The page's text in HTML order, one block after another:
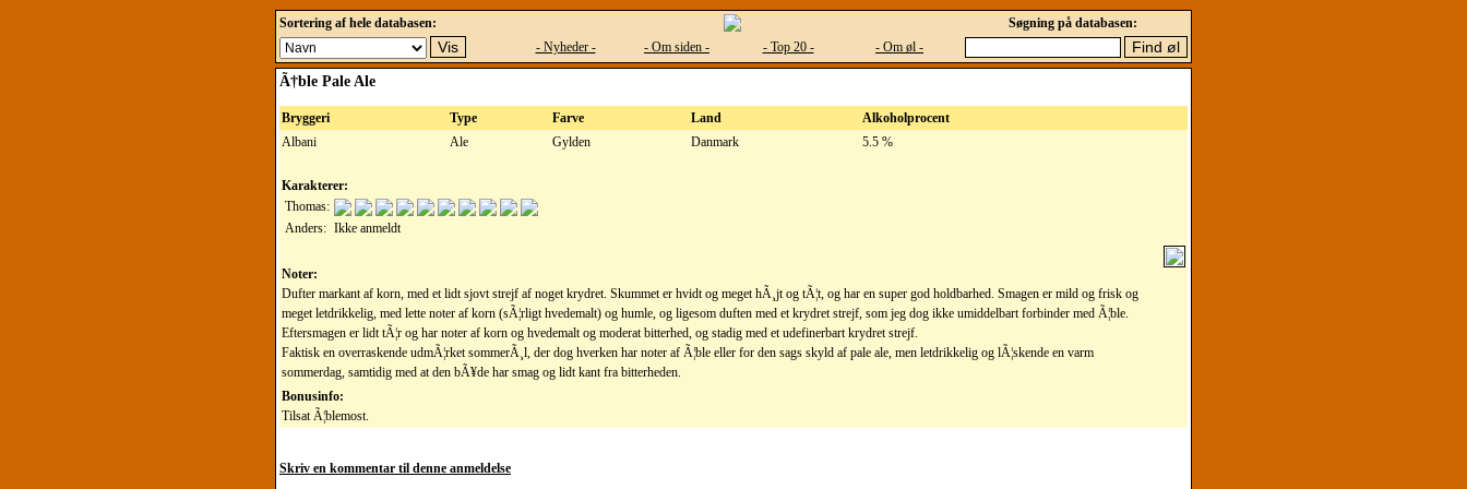
Sortering af hele databasen:
Søgning på databasen:
- Nyheder -
- Om siden - - Top 20 - - Om øl -
Ã†ble Pale Ale
Bryggeri Type Farve Land
Alkoholprocent
Albani
Ale Gylden Danmark 5.5 %
Karakterer:
Thomas:
Anders: Ikke anmeldt
Noter:
Dufter markant af korn, med et lidt sjovt strejf af noget krydret. Skummet er hvidt og meget hÃ¸jt og tÃ¦t, og har en super god holdbarhed. Smagen er mild og frisk og
meget letdrikkelig, med lette noter af korn (sÃ¦rligt hvedemalt) og humle, og ligesom duften med et krydret strejf, som jeg dog ikke umiddelbart forbinder med Ã¦ble.
Eftersmagen er lidt tÃ¦r og har noter af korn og hvedemalt og moderat bitterhed, og stadig med et udefinerbart krydret strejf.
Faktisk en overraskende udmÃ¦rket sommerÃ¸l, der dog hverken har noter af Ã¦ble eller for den sags skyld af pale ale, men letdrikkelig og lÃ¦skende en varm
sommerdag, samtidig med at den bÃ¥de har smag og lidt kant fra bitterheden.
Bonusinfo:
Tilsat Ã¦blemost.
Skriv en kommentar til denne anmeldelse